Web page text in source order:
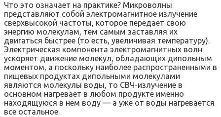
Что это означает на практике? Микроволны
представляют собой электромагнитное излучение
сверхвысокой частоты, которое передает свою
энергию молекулам, тем самым заставляя их
двигаться быстрее (то есть, увеличивая температуру).
Электрическая компонента электромагнитных волн
ускоряет движение молекул, обладающих дипольным
моментом, а поскольку наиболее распространенными в
пищевых продуктах дипольными молекулами
являются молекулы воды, то СВЧ-излучение в
основном нагревает в любом продукте именно
находящуюся в нем воду — а уже от воды нагревается
все остальное.